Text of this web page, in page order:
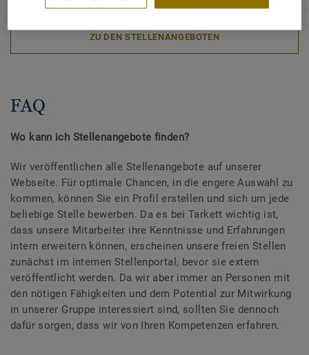
ZU DEN STELLENANGEBOTEN
FAQ
Wo kann ich Stellenangebote finden?
Wir veröffentlichen alle Stellenangebote auf unserer
Webseite. Für optimale Chancen, in die engere Auswahl zu
kommen, können Sie ein Profil erstellen und sich um jede
beliebige Stelle bewerben. Da es bei Tarkett wichtig ist,
dass unsere Mitarbeiter ihre Kenntnisse und Erfahrungen
intern erweitern können, erscheinen unsere freien Stellen
zunächst im internen Stellenportal, bevor sie extern
veröffentlicht werden. Da wir aber immer an Personen mit
den nötigen Fähigkeiten und dem Potential zur Mitwirkung
in unserer Gruppe interessiert sind, sollten Sie dennoch
dafür sorgen, dass wir von Ihren Kompetenzen erfahren.